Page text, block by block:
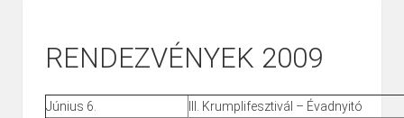
RENDEZVÉNYEK 2009
Június 6.
III. Krumplifesztivál – Évadnyitó